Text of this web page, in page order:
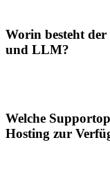
Worin besteht
und LLM?
Welche
Hosting zur